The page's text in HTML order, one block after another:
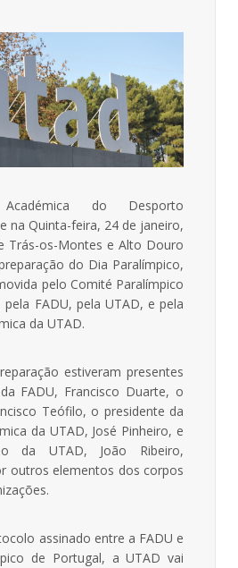
do Desporto
na Quinta-feira, 24 de janeiro,
Trás-os-Montes e Alto Douro
do Dia Paralímpico,
pelo Comité Paralímpico
pela FADU, pela UTAD, e pela
da UTAD.
estiveram presentes
FADU, Francisco Duarte, o
Teófilo, o presidente da
da UTAD, José Pinheiro, e
da UTAD, João Ribeiro,
outros elementos dos corpos
assinado entre a FADU e
de Portugal, a UTAD vai